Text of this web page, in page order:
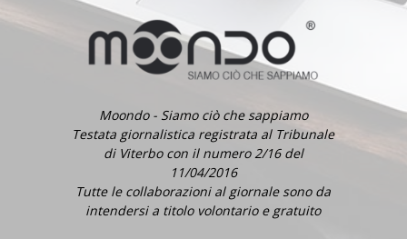
Moondo - Siamo ciò che sappiamo
Testata giornalistica registrata al Tribunale
di Viterbo con il numero 2/16 del
11/04/2016
Tutte le collaborazioni al giornale sono da
intendersi a titolo volontario e gratuito